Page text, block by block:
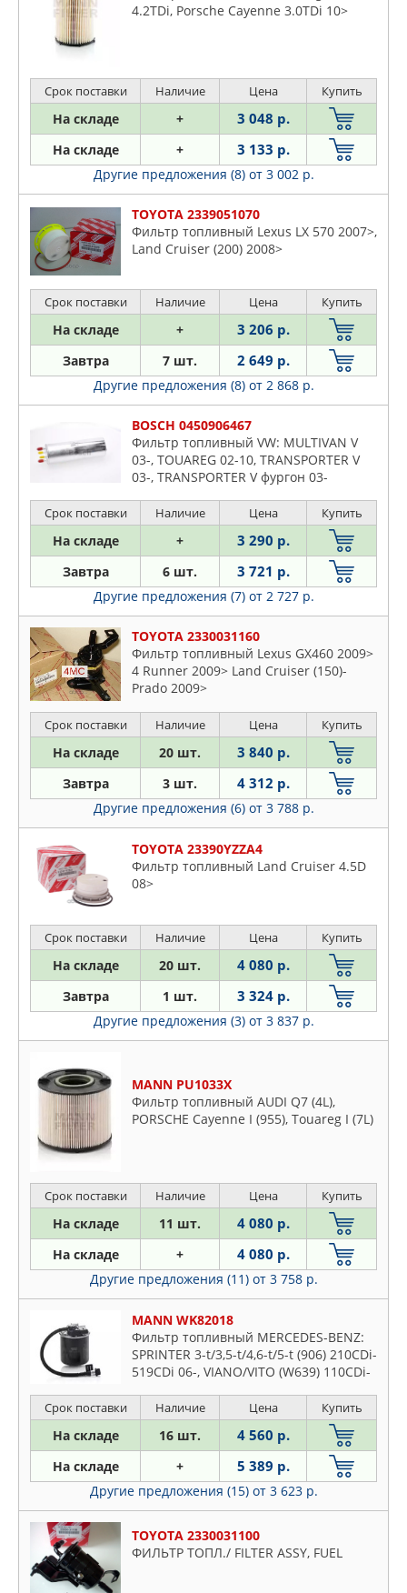
4.2TDi, Porsche Cayenne 3.0TDi 10>
Срок поставки Наличие Цена Купить
На складе + 3 048 р.
На складе + 3 133 р.
Другие предложения (8) от 3 002 р.
TOYOTA 2339051070
Фильтр топливный Lexus LX 570 2007>,
Land Cruiser (200) 2008>
Срок поставки Наличие Цена Купить
На складе + 3 206 р.
Завтра 7 шт. 2 649 р.
Другие предложения (8) от 2 868 р.
BOSCH 0450906467
Фильтр топливный VW: MULTIVAN V
03-, TOUAREG 02-10, TRANSPORTER V
03-, TRANSPORTER V фургон 03-
Срок поставки Наличие Цена Купить
На складе + 3 290 р.
Завтра 6 шт. 3 721 р.
Другие предложения (7) от 2 727 р.
TOYOTA 2330031160
Фильтр топливный Lexus GX460 2009>
4 Runner 2009> Land Cruiser (150)-
Prado 2009>
Срок поставки Наличие Цена Купить
На складе 20 шт. 3 840 р.
Завтра 3 шт. 4 312 р.
Другие предложения (6) от 3 788 р.
TOYOTA 23390YZZA4
Фильтр топливный Land Cruiser 4.5D
08>
Срок поставки Наличие Цена Купить
На складе 20 шт. 4 080 р.
Завтра 1 шт. 3 324 р.
Другие предложения (3) от 3 837 р.
MANN PU1033X
Фильтр топливный AUDI Q7 (4L),
PORSCHE Cayenne I (955), Touareg I (7L)
Срок поставки Наличие Цена Купить
На складе 11 шт. 4 080 р.
На складе + 4 080 р.
Другие предложения (11) от 3 758 р.
MANN WK82018
Фильтр топливный MERCEDES-BENZ:
SPRINTER 3-t/3,5-t/4,6-t/5-t (906) 210CDi-
519CDi 06-, VIANO/VITO (W639) 110CDi-
V250CDi 14-
Срок поставки Наличие Цена Купить
На складе 16 шт. 4 560 р.
На складе + 5 389 р.
Другие предложения (15) от 3 623 р.
TOYOTA 2330031100
ФИЛЬТР ТОПЛ./ FILTER ASSY, FUEL